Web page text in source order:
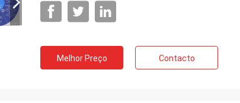
Melhor Preço Contacto